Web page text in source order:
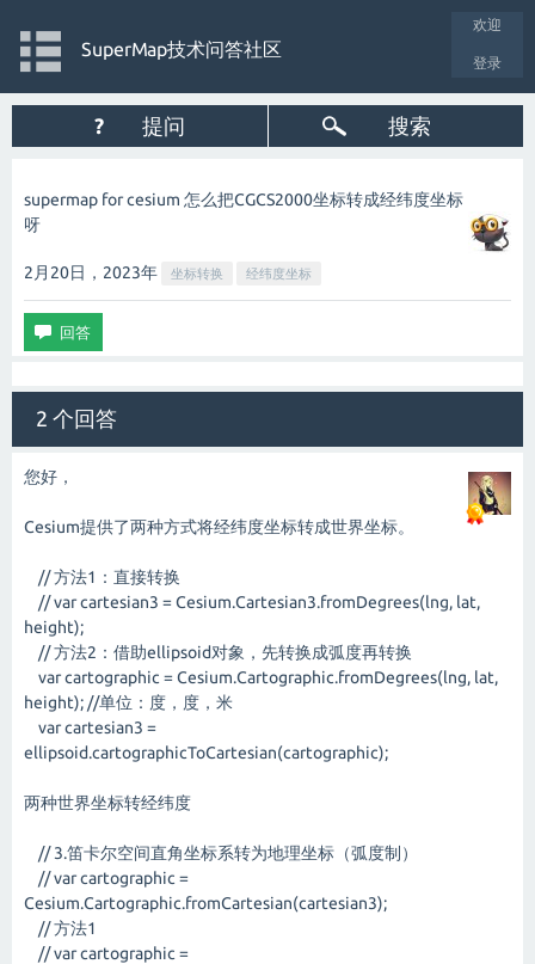
欢迎
登录
SuperMap技术问答社区
? 提问 搜索
supermap for cesium 怎么把CGCS2000坐标转成经纬度坐标
呀
2月20日，2023年 坐标转换 经纬度坐标
2 个回答
您好，
Cesium提供了两种方式将经纬度坐标转成世界坐标。
// 方法1：直接转换
// var cartesian3 = Cesium.Cartesian3.fromDegrees(lng, lat,
height);
// 方法2：借助ellipsoid对象，先转换成弧度再转换
var cartographic = Cesium.Cartographic.fromDegrees(lng, lat,
height); //单位：度，度，米
var cartesian3 =
ellipsoid.cartographicToCartesian(cartographic);
两种世界坐标转经纬度
// 3.笛卡尔空间直角坐标系转为地理坐标（弧度制）
// var cartographic =
Cesium.Cartographic.fromCartesian(cartesian3);
// 方法1
// var cartographic =